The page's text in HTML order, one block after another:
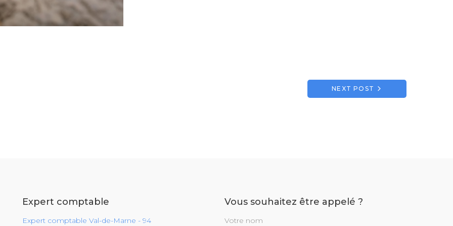
NEXT POST
Expert comptable
Expert comptable Val-de-Marne - 94
Vous souhaitez être appelé ?
Votre nom